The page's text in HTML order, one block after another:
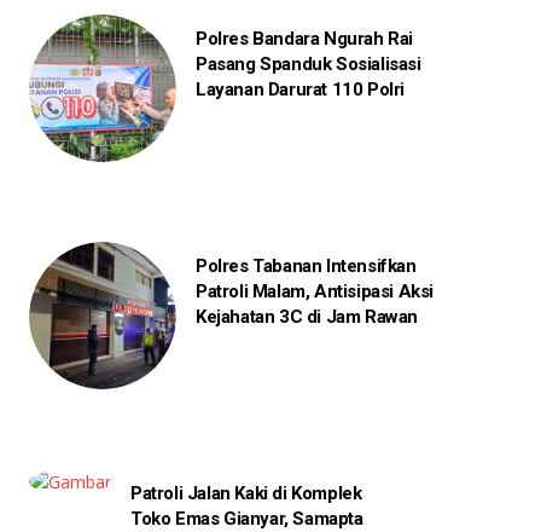
Polres Bandara Ngurah Rai
Pasang Spanduk Sosialisasi
Layanan Darurat 110 Polri
Polres Tabanan Intensifkan
Patroli Malam, Antisipasi Aksi
Kejahatan 3C di Jam Rawan
Patroli Jalan Kaki di Komplek
Toko Emas Gianyar, Samapta